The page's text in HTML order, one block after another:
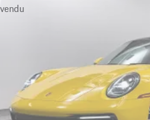
vendu